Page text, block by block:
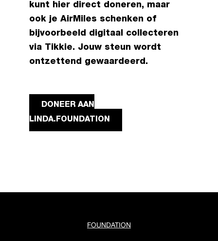
kunt
hierdirect doneren, maar
ook je AirMiles schenken of
bijvoorbeeld digitaal collecteren
via Tikkie. Jouw steun wordt
ontzettend gewaardeerd.
DONEER AAN
LINDA.FOUNDATION
FOUNDATION